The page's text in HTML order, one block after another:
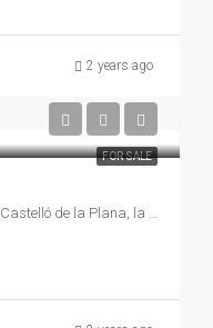
2 years ago
FOR SALE
Carrer de la Trinitat / Calle Trinidad, Castelló de la Plana, la Plana Alta, Castelló / Castellón, Comunitat Valenciana, 12002, España